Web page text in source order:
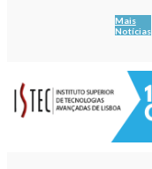
Mais
Notícias